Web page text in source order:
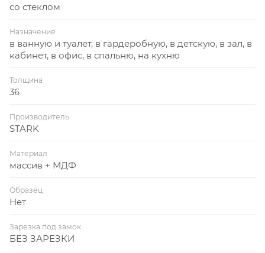
со стеклом
Назначение
в ванную и туалет, в гардеробную, в детскую, в зал, в
кабинет, в офис, в спальню, на кухню
Толщина
36
Производитель
STARK
Материал
массив + МДФ
Образец
Нет
Зарезка под замок
БЕЗ ЗАРЕЗКИ